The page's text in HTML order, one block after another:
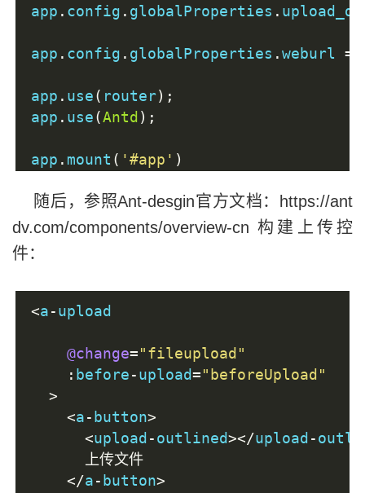
app . config . globalProperties .
app . config . globalProperties .weburl =
app . use( router);
app . use(Antd );
app . mount ( '#app' )
随后，参照Ant-desgin官方文档：https://ant
dv.com/components/overview-cn 构建上传控
件：
<a-upload
@change="fileupload"
: before-upload="beforeUpload"
>
<a-button>
<upload-outlined></upload-
上传文件
</a-button>